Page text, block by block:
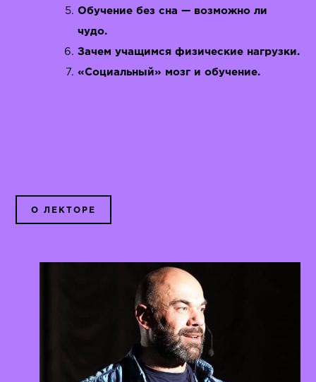
Обучение без сна — возможно ли
чудо.
Зачем учащимся физические нагрузки.
«Социальный» мозг и обучение.
О ЛЕКТОРЕ